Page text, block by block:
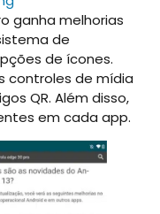
ganha melhorias
de
de ícones.
controles de mídia
QR. Além disso,
em cada app.